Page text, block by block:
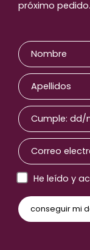
próximo pedido.
He leído y